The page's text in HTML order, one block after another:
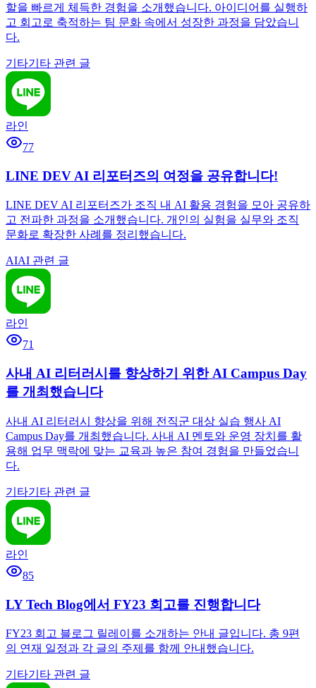
할을 빠르게 체득한 경험을 소개했습니다. 아이디어를 실행하
고 회고로 축적하는 팀 문화 속에서 성장한 과정을 담았습니
다.
기타기타 관련 글
라인
77
LINE DEV AI 리포터즈의 여정을 공유합니다!
LINE DEV AI 리포터즈가 조직 내 AI 활용 경험을 모아 공유하
고 전파한 과정을 소개했습니다. 개인의 실험을 실무와 조직
문화로 확장한 사례를 정리했습니다.
AIAI 관련 글
라인
71
사내 AI 리터러시를 향상하기 위한 AI Campus Day
를 개최했습니다
사내 AI 리터러시 향상을 위해 전직군 대상 실습 행사 AI
Campus Day를 개최했습니다. 사내 AI 멘토와 운영 장치를 활
용해 업무 맥락에 맞는 교육과 높은 참여 경험을 만들었습니
다.
기타기타 관련 글
라인
85
LY Tech Blog에서 FY23 회고를 진행합니다
FY23 회고 블로그 릴레이를 소개하는 안내 글입니다. 총 9편
의 연재 일정과 각 글의 주제를 함께 안내했습니다.
기타기타 관련 글